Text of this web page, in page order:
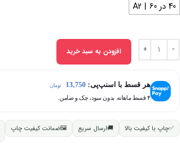
40 در 60 | A2
افزودن به سبد خرید
هر قسط با اسنپ‌پی: 13,750 تومان
۴ قسط ماهانه. بدون سود، چک و ضامن.
✅چاپ با کیفیت بالا 🚚ارسال سریع 🖼ضمانت کیفیت چاپ